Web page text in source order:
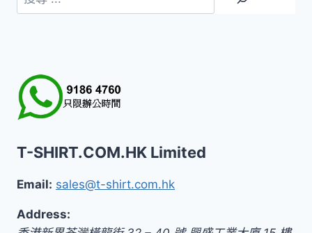
尋
T-SHIRT.COM.HK Limited
Email: sales@t-shirt.com.hk
Address: